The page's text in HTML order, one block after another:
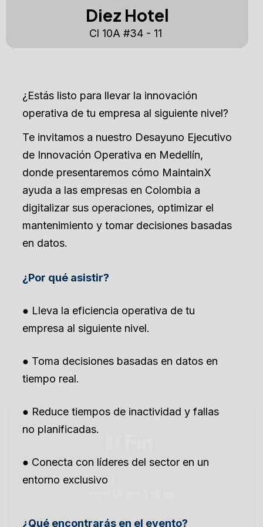
Diez Hotel
Cl 10A #34 - 11
¿Estás listo para llevar la innovación
operativa de tu empresa al siguiente nivel?
Te invitamos a nuestro Desayuno Ejecutivo
de Innovación Operativa en Medellín,
donde presentaremos cómo MaintainX
ayuda a las empresas en Colombia a
digitalizar sus operaciones, optimizar el
mantenimiento y tomar decisiones basadas
en datos.
¿Por qué asistir?
● Lleva la eficiencia operativa de tu
empresa al siguiente nivel.
● Toma decisiones basadas en datos en
tiempo real.
● Reduce tiempos de inactividad y fallas
no planificadas.
● Conecta con líderes del sector en un
entorno exclusivo
¿Qué encontrarás en el evento?
Resuelve el
CRM o data warehouse y automatiza KYC, disputas y
×